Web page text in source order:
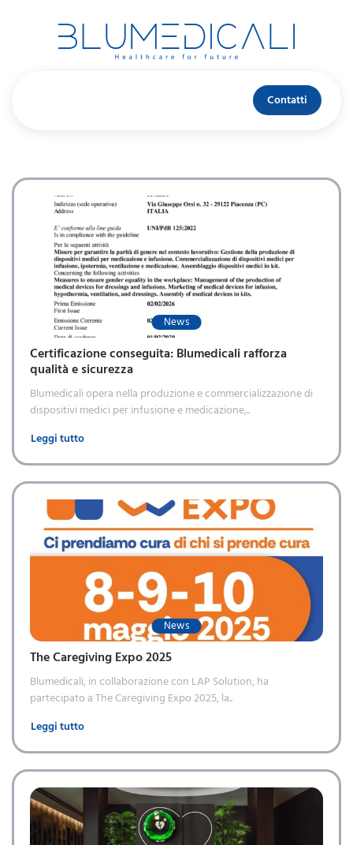
Contatti
News
Certificazione conseguita: Blumedicali rafforza
qualità e sicurezza
Blumedicali opera nella produzione e commercializzazione di
dispositivi medici per infusione e medicazione,..
Leggi tutto
News
The Caregiving Expo 2025
Blumedicali, in collaborazione con LAP Solution, ha
partecipato a The Caregiving Expo 2025, la..
Leggi tutto